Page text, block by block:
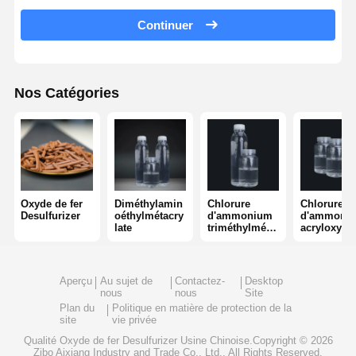
polyacrylamide non ionique
Polyacrylamide cationique
Agents gélifiants pour la fracturation et l'acidification
Agents de sédimentation à haute température
Desulfuriseur
Continuer
Nos Catégories
Oxyde de fer
Desulfurizer
Diméthylamin
oéthylmétacry
late
Chlorure
d'ammonium
triméthylméth
Chlorure
Aperçu
Au sujet de
nous
Contactez-
nous
Desktop
Site
Plan du
site
Politique en matière de protection de la
vie privée
Qualité Oxyde de fer DesulfurizerUsine Chinoise.Copyright © 2026
Zibo Aixiang Industry and Trade Co., Ltd.. All Rights Reserved.